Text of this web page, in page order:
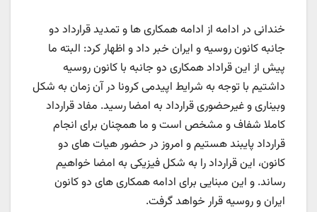
خندانی در ادامه از ادامه همکاری ها و تمدید قرارداد دو
جانبه کانون روسیه و ایران خبر داد و اظهار کرد: البته ما
پیش از این قراداد همکاری دو جانبه با کانون روسیه
داشتیم با توجه به شرایط اپیدمی کرونا در آن زمان به شکل
وبیناری و غیرحضوری قرارداد به امضا رسید. مفاد قرارداد
کاملا شفاف و مشخص است و ما همچنان برای انجام
قرارداد پایبند هستیم و امروز در حضور هیات های دو
کانون، این قرارداد را به شکل فیزیکی به امضا خواهیم
رساند. و این مبنایی برای ادامه همکاری های دو کانون
ایران و روسیه قرار خواهد گرفت.